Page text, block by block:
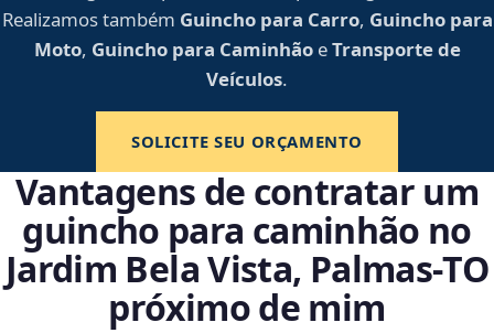
Realizamos também Guincho para Carro, Guincho para
Moto, Guincho para CaminhãoeTransporte de
Veículos.
SOLICITE SEU ORÇAMENTO
Vantagens de contratar um
guincho para caminhão no
Jardim Bela Vista, Palmas‑TO
próximo de mim